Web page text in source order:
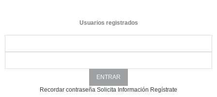
Usuarios registrados
Recordar contraseña Solicita Información Regístrate